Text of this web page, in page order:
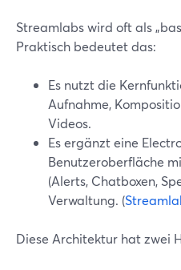
Streamlabs wird oft als
Praktisch bedeutet das:
Es nutzt die
Aufnahme,
Videos.
Es ergänzt eine
Benutzeroberfläche
(Alerts, Chatboxen,
Verwaltung. (
Diese Architektur hat zwei